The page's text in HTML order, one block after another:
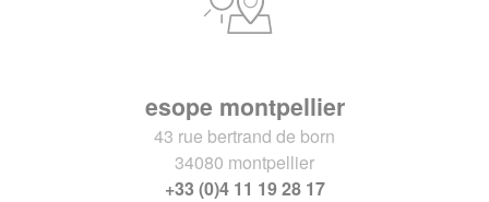
esope montpellier
43 rue bertrand de born
34080 montpellier
+33 (0)4 11 19 28 17